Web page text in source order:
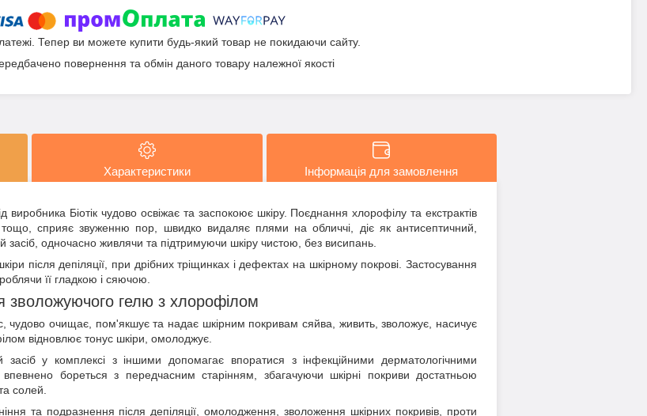
Тепер ви можете купити будь-який товар не покидаючи сайту.
повернення та обмін даного товару належної якості
Характеристики Інформація для замовлення
Біотік чудово освіжає та заспокоює шкіру. Поєднання хлорофілу та екстрактів
сприяє звуженню пор, швидко видаляє плями на обличчі, діє як антисептичний,
засіб, одночасно живлячи та підтримуючи шкіру чистою, без висипань.
після депіляції, при дрібних тріщинках і дефектах на шкірному покрові. Застосування
її гладкою і сяючою.
зволожуючого гелю з хлорофілом
чудово очищає, пом'якшує та надає шкірним покривам сяйва, живить, зволожує, насичує
відновлює тонус шкіри, омолоджує.
у комплексі з іншими допомагає впоратися з інфекційними дерматологічними
бореться з передчасним старінням, збагачуючи шкірні покриви достатньою
солей.
та подразнення після депіляції, омолодження, зволоження шкірних покривів, проти